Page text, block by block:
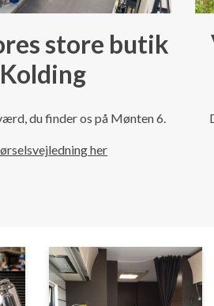
store butik
du finder os på Mønten 6.
her